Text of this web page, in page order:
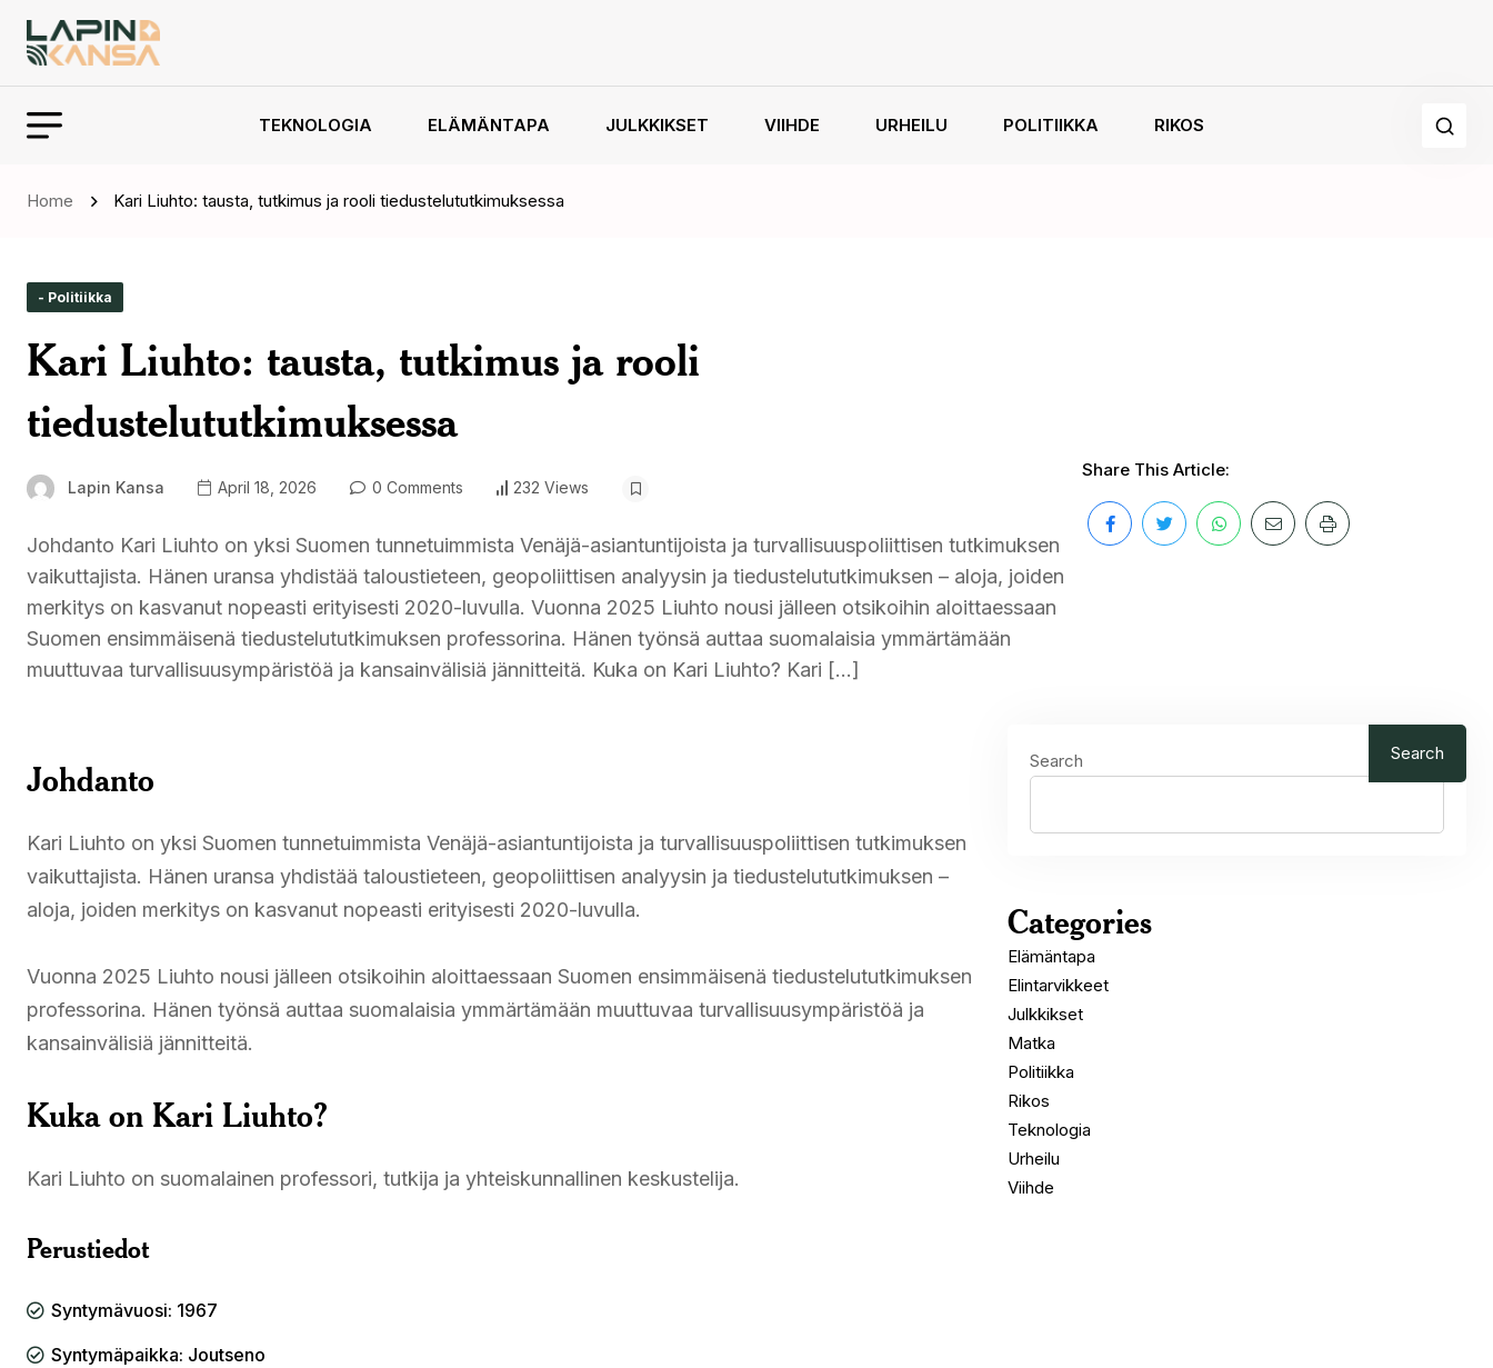
TEKNOLOGIA ELÄMÄNTAPA JULKKIKSET VIIHDE URHEILU POLITIIKKA RIKOS
Home Kari Liuhto: tausta, tutkimus ja rooli tiedustelututkimuksessa
- Politiikka
Kari Liuhto: tausta, tutkimus ja rooli
tiedustelututkimuksessa
Lapin Kansa April 18, 2026 0 Comments 232 Views
Johdanto Kari Liuhto on yksi Suomen tunnetuimmista Venäjä-asiantuntijoista ja turvallisuuspoliittisen tutkimuksen
vaikuttajista. Hänen uransa yhdistää taloustieteen, geopoliittisen analyysin ja tiedustelututkimuksen – aloja, joiden
merkitys on kasvanut nopeasti erityisesti 2020-luvulla. Vuonna 2025 Liuhto nousi jälleen otsikoihin aloittaessaan
Suomen ensimmäisenä tiedustelututkimuksen professorina. Hänen työnsä auttaa suomalaisia ymmärtämään
muuttuvaa turvallisuusympäristöä ja kansainvälisiä jännitteitä. Kuka on Kari Liuhto? Kari […]
Share This Article:
Johdanto
Kari Liuhto on yksi Suomen tunnetuimmista Venäjä-asiantuntijoista ja turvallisuuspoliittisen tutkimuksen
vaikuttajista. Hänen uransa yhdistää taloustieteen, geopoliittisen analyysin ja tiedustelututkimuksen –
aloja, joiden merkitys on kasvanut nopeasti erityisesti 2020-luvulla.
Vuonna 2025 Liuhto nousi jälleen otsikoihin aloittaessaan Suomen ensimmäisenä tiedustelututkimuksen
professorina. Hänen työnsä auttaa suomalaisia ymmärtämään muuttuvaa turvallisuusympäristöä ja
kansainvälisiä jännitteitä.
Kuka on Kari Liuhto?
Kari Liuhto on suomalainen professori, tutkija ja yhteiskunnallinen keskustelija.
Perustiedot
Syntymävuosi: 1967
Syntymäpaikka: Joutseno
Search Search
Categories
Elämäntapa
Elintarvikkeet
Julkkikset
Matka
Politiikka
Rikos
Teknologia
Urheilu
Viihde